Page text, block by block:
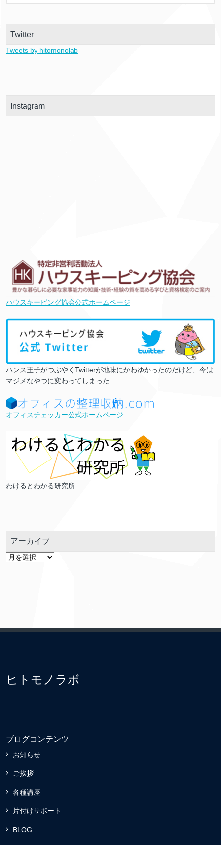
Twitter
Tweets by hitomonolab
Instagram
ハウスキーピング協会公式ホームページ
ハンス王子がつぶやくTwitterが地味にかわゆかったのだけど、今は
マジメなやつに変わってしまった…
オフィスチェッカー公式ホームページ
わけるとわかる研究所
アーカイブ
ア
ヒトモノラボ
ブログコンテンツ
お知らせ
ご挨拶
各種講座
片付けサポート
BLOG